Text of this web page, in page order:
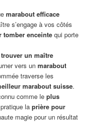
marabout efficace
s’engage à vos côtés
tomber enceintequi porte
trouver un maître
vers un marabout
traverse les
marabout suisse.
comme le plus
la prière pour
magie pour un résultat